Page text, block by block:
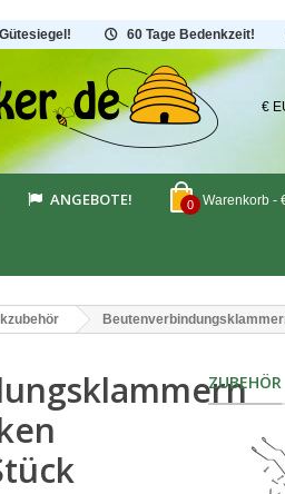
60 Tage Bedenkzeit!
€
0 Warenkorb -
ANGEBOTE!
ZUBEHÖR